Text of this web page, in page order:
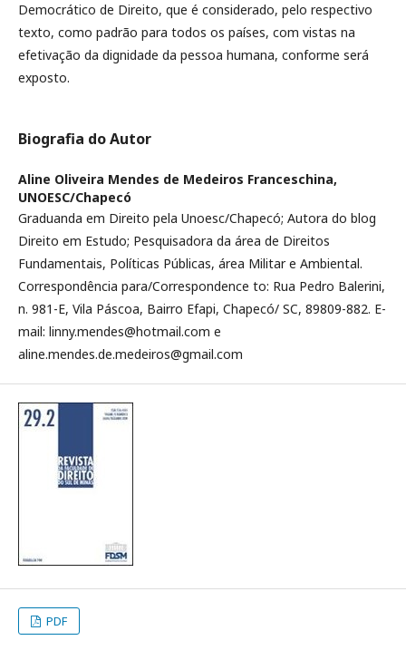
Democrático de Direito, que é considerado, pelo respectivo
texto, como padrão para todos os países, com vistas na
efetivação da dignidade da pessoa humana, conforme será
exposto.
Biografia do Autor
Aline Oliveira Mendes de Medeiros Franceschina,
UNOESC/Chapecó
Graduanda em Direito pela Unoesc/Chapecó; Autora do blog
Direito em Estudo; Pesquisadora da área de Direitos
Fundamentais, Políticas Públicas, área Militar e Ambiental.
Correspondência para/Correspondence to: Rua Pedro Balerini,
n. 981-E, Vila Páscoa, Bairro Efapi, Chapecó/ SC, 89809-882. E-
mail: linny.mendes@hotmail.com e
aline.mendes.de.medeiros@gmail.com
PDF